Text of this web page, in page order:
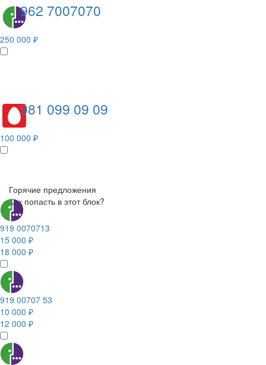
962 7007070
250 000 ₽
981 099 09 09
100 000 ₽
Горячие предложения
Как попасть в этот блок?
919 0070713
15 000 ₽
18 000 ₽
919 00707 53
10 000 ₽
12 000 ₽